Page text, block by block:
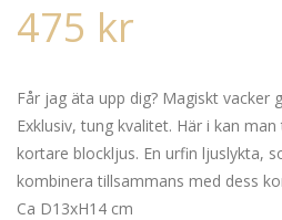
475 kr
Får jag äta upp dig? Magiskt vacker
Exklusiv, tung kvalitet. Här i kan
kortare blockljus. En urfin ljuslykta,
kombinera tillsammans med dess
Ca D13xH14 cm